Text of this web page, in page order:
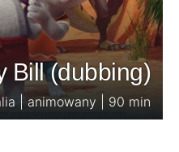
Bill (dubbing)
| animowany | 90 min